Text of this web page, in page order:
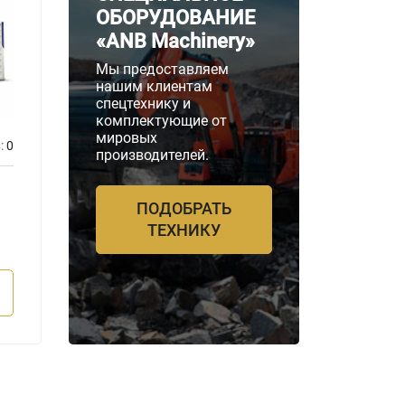
0 Отзывов:
Бренд двигателя
Perkins
Мощность
2200 кВА
ПОДРОБНЕЕ
ОБОРУДОВАНИЕ
«ANB Machinery»
Мы предоставляем
нашим клиентам
спецтехнику и
комплектующие от
мировых
производителей.
ПОДОБРАТЬ
ТЕХНИКУ